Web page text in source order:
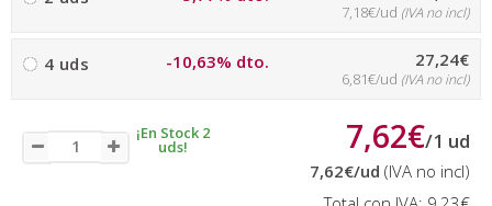
7,18€/ud (IVA no incl)
4 uds -10,63% dto. 27,24€
6,81€/ud (IVA no incl)
¡En Stock 2
uds! 7,62€/1 ud
7,62€/ud (IVA no incl)